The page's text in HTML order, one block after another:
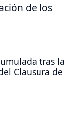
de los
tras la
Clausura de